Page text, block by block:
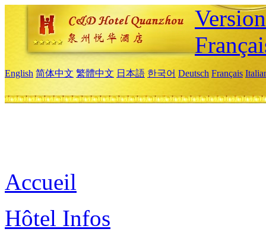
English 简体中文 繁體中文 日本語 한국어 Deutsch Français
Accueil
Hôtel Infos